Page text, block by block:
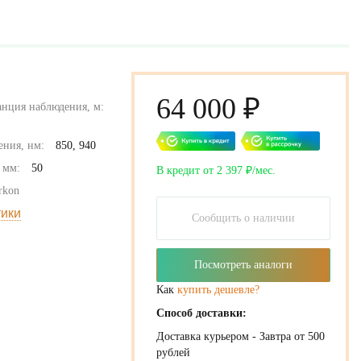
наблюдения, м:
нм:
850, 940
мм:
50
64 000 ₽
В кредит от 2 397 ₽/мес.
Сообщить о наличии
Посмотреть аналоги
Как купить дешевле?
Способ доставки:
Доставка курьером - Завтра от 500
рублей